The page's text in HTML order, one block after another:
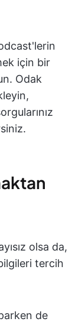
için bir
Odak
olsa da,
tercih
de